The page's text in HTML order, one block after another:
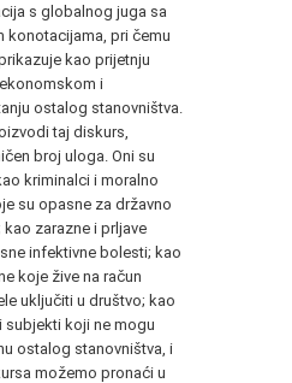
s globalnog juga sa
konotacijama, pri čemu
kao prijetnju
i
ostalog stanovništva.
taj diskurs,
broj uloga. Oni su
kriminalci i moralno
su opasne za državno
zarazne i prljave
infektivne bolesti; kao
koje žive na račun
uključiti u društvo; kao
koji ne mogu
ostalog stanovništva, i
možemo pronaći u